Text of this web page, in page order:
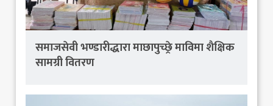
समाजसेवी भण्डारीद्धारा माछापुच्छ्रे माविमा शैक्षिक
सामग्री वितरण